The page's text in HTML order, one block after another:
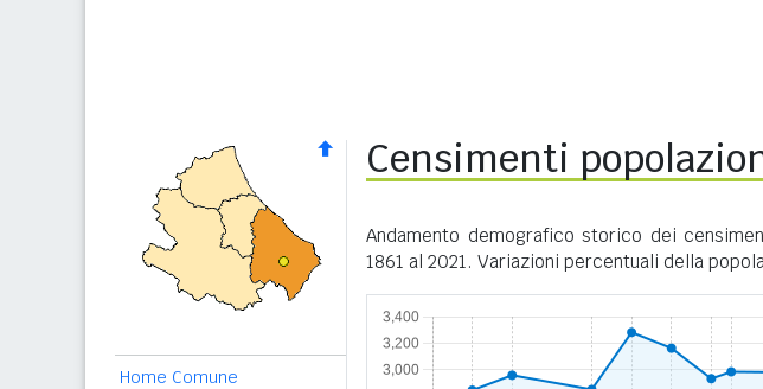
Home Comune
Censimenti
Andamento demografico storico dei
1861 al 2021. Variazioni percentuali della